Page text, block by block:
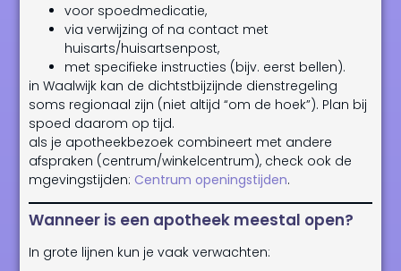
voor spoedmedicatie,
via verwijzing of na contact met
huisarts/huisartsenpost,
met specifieke instructies (bijv. eerst bellen).
in Waalwijk kan de dichtstbijzijnde dienstregeling
soms regionaal zijn (niet altijd “om de hoek”). Plan bij
spoed daarom op tijd.
als je apotheekbezoek combineert met andere
afspraken (centrum/winkelcentrum), check ook de
mgevingstijden: Centrum openingstijden.
Wanneer is een apotheek meestal open?
In grote lijnen kun je vaak verwachten: